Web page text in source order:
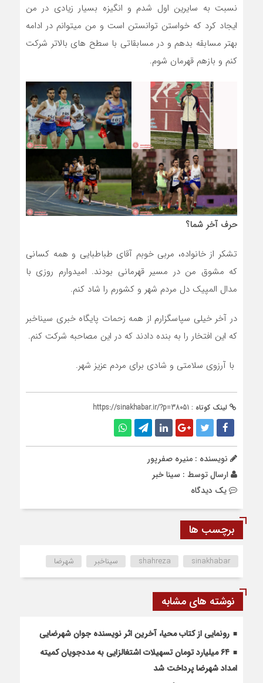
نسبت به سایرین اول شدم و انگیزه بسیار زیادی در من
ایجاد کرد که خواستن توانستن است و من میتوانم در ادامه
بهتر مسابقه بدهم و در مسابقاتی با سطح های بالاتر شرکت
کنم و بازهم قهرمان شوم.
حرف آخر شما؟
تشکر از خانواده، مربی خوبم آقای طباطبایی و همه کسانی
که مشوق من در مسیر قهرمانی بودند. امیدوارم روزی با
مدال المپیک دل مردم شهر و کشورم را شاد کنم.
در آخر خیلی سپاسگزارم از همه زحمات پایگاه خبری سیناخبر
که این افتخار را به بنده دادند که در این مصاحبه شرکت کنم.
با آرزوی سلامتی و شادی برای مردم عزیز شهر.
لینک کوتاه : https://sinakhabar.ir/?p=38051
نویسنده : منیره صفرپور
ارسال توسط : سینا خبر
يک دیدگاه
برچسب ها
shahreza sinakhabar سیناخبر شهرضا
نوشته های مشابه
رونمایی از کتاب محیا، آخرین اثر نویسنده جوان شهرضایی
۶۴ میلیارد تومان تسهیلات اشتغالزایی به مددجویان کمیته
امداد شهرضا پرداخت شد